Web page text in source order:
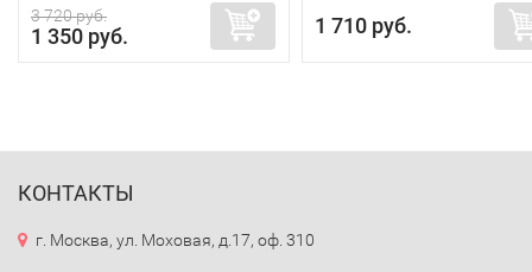
3 720 руб.
1 350 руб. 1 710 руб.
КОНТАКТЫ
г. Москва, ул. Моховая, д.17, оф. 310